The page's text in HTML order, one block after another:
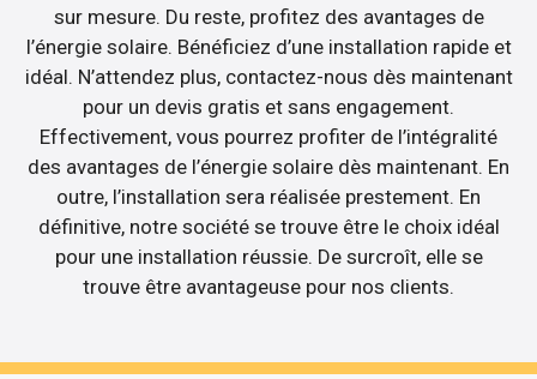
sur mesure. Du reste, profitez des avantages de
l’énergie solaire. Bénéficiez d’une installation rapide et
idéal. N’attendez plus, contactez-nous dès maintenant
pour un devis gratis et sans engagement.
Effectivement, vous pourrez profiter de l’intégralité
des avantages de l’énergie solaire dès maintenant. En
outre, l’installation sera réalisée prestement. En
définitive, notre société se trouve être le choix idéal
pour une installation réussie. De surcroît, elle se
trouve être avantageuse pour nos clients.